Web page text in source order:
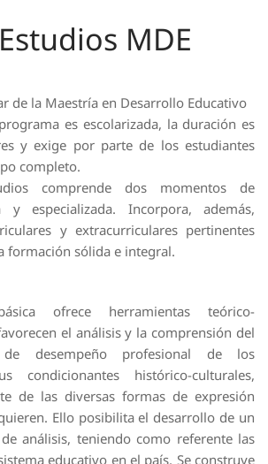
MDE
de la Maestría en Desarrollo Educativo
es escolarizada, la duración es
y exige por parte de los estudiantes
completo.
comprende dos momentos de
y especializada. Incorpora, además,
y extracurriculares pertinentes
formación sólida e integral.
ofrece herramientas teórico-
el análisis y la comprensión del
desempeño profesional de los
condicionantes histórico-culturales,
de las diversas formas de expresión
Ello posibilita el desarrollo de un
análisis, teniendo como referente las
educativo en el país. Se construye